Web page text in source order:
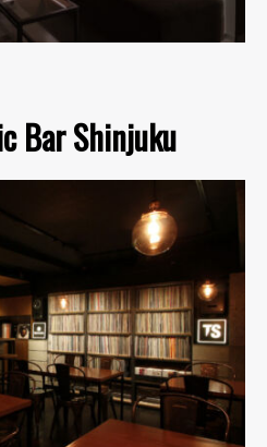
Bar Shinjuku